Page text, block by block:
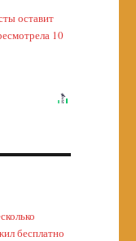
оставит
10
бесплатно